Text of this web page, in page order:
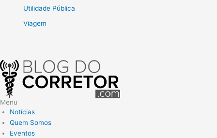
Utilidade Pública
Viagem
Menu
Notícias
Quem Somos
Eventos